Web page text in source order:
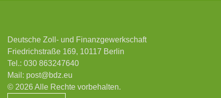
Deutsche Zoll- und Finanzgewerkschaft
Friedrichstraße 169, 10117 Berlin
Tel.: 030 863247640
Mail: post@bdz.eu
© 2026 Alle Rechte vorbehalten.